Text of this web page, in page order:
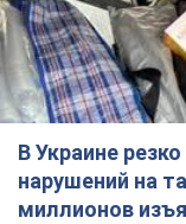
В Украине
нарушений на
миллионов